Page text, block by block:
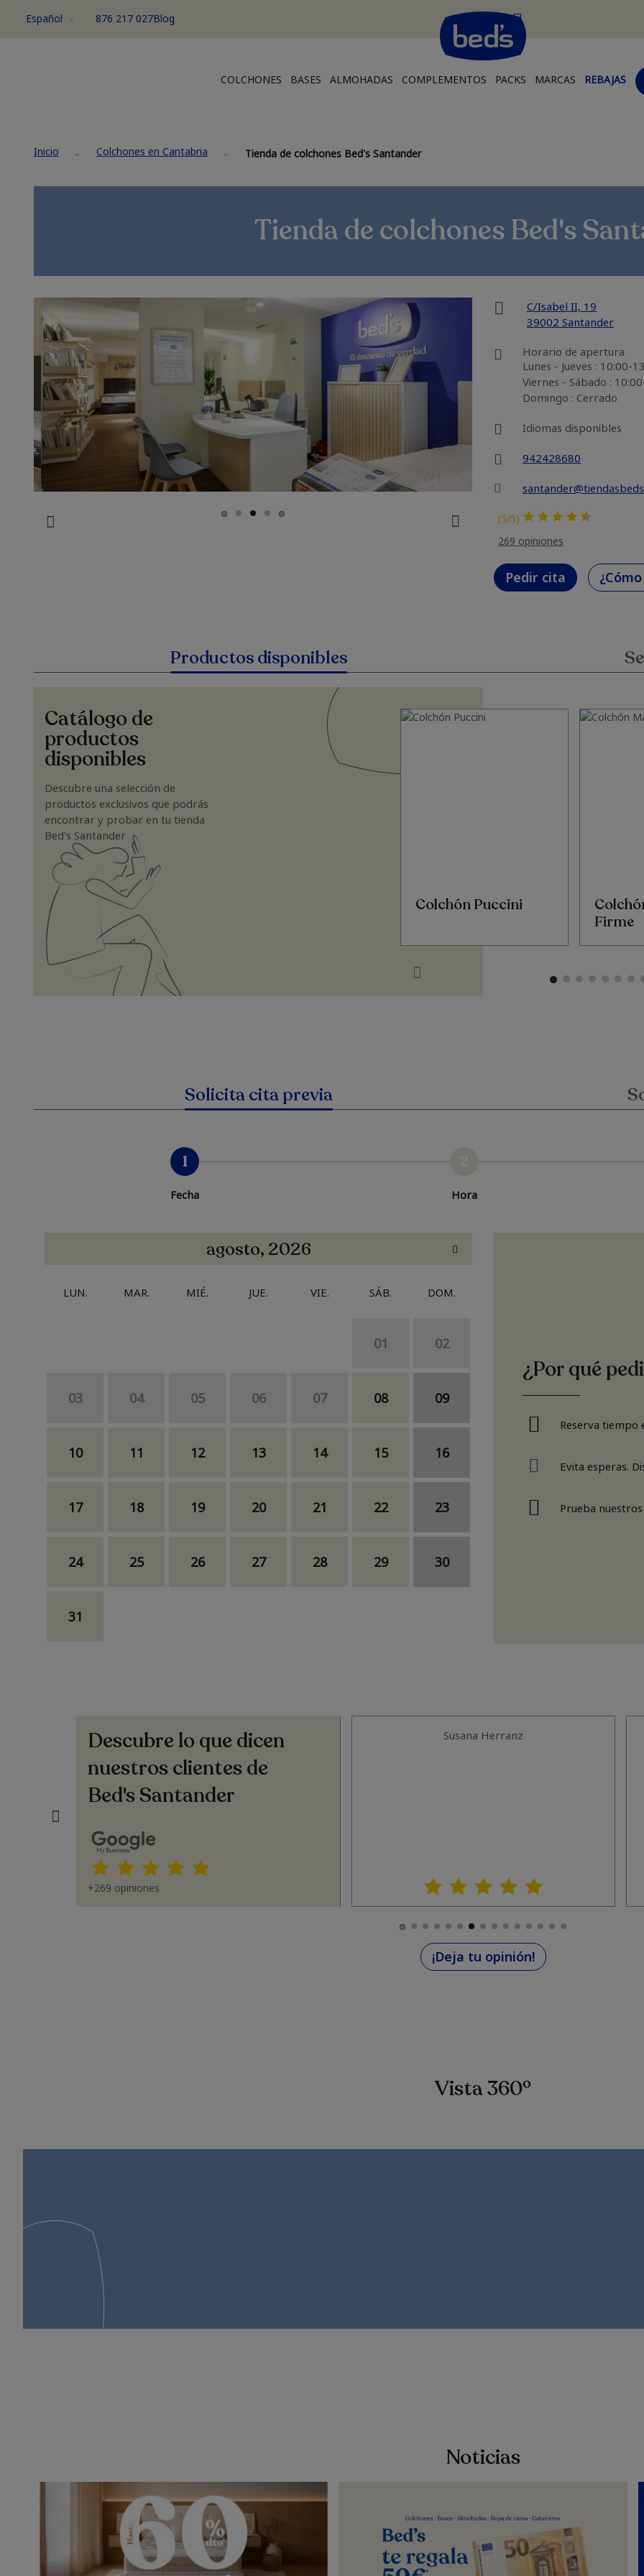
Español 876 217 027Blog
COLCHONES BASES ALMOHADAS COMPLEMENTOS PACKS MARCAS REBAJAS
Inicio Colchones en Cantabria Tienda de colchones Bed's Santander
Tienda de colchones Bed's
C/Isabel II, 19
39002 Santander
Horario de apertura
Lunes - Jueves : 10:00-
Viernes - Sábado :
Domingo : Cerrado
Idiomas disponibles
942428680
(5/5)
269 opiniones
Pedir cita
Productos disponibles
Catálogo de
productos
disponibles
Descubre una selección de
productos exclusivos que podrás
encontrar y probar en tu tienda
Bed's Santander
Colchón Puccini
Firme
Solicita cita previa
1
Fecha Hora
agosto, 2026
LUN. MAR. MIÉ. JUE. VIE. SÁB. DOM.
01 02
03 04 05 06 07 08 09
10 11 12 13 14 15 16
17 18 19 20 21 22 23
24 25 26 27 28 29 30
31
¿Por qué
Reserva tiempo
Evita esperas.
Prueba
Descubre lo que dicen
nuestros clientes de
Bed's Santander
+269 opiniones
Sara
Buenísima atención, muy buenas explicaciones.
Super contentos con Carmen.. (Translated by
Google) Excellent service, very good
explanations. We're very happy with Carmen.
Susana Herranz
¡Deja tu opinión!
Vista 360º
Noticias